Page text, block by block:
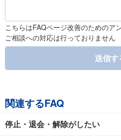
こちらはFAQページ改善のためのア
ご相談への対応は行っておりません
送信す
関連するFAQ
停止・退会・解除がしたい